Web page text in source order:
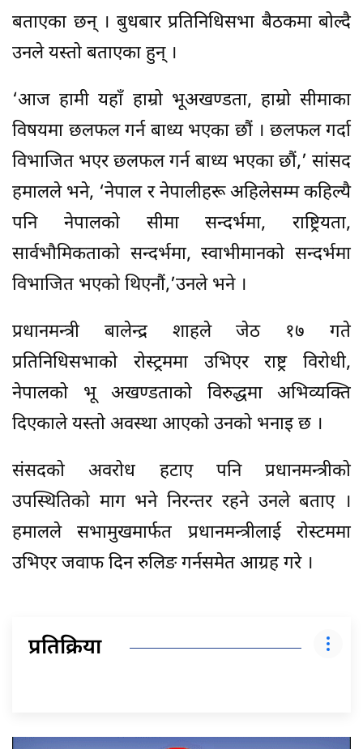
बताएका छन् । बुधबार प्रतिनिधिसभा बैठकमा बोल्दै
उनले यस्तो बताएका हुन् ।
‘आज हामी यहाँ हाम्रो भूअखण्डता, हाम्रो सीमाका
विषयमा छलफल गर्न बाध्य भएका छौं । छलफल गर्दा
विभाजित भएर छलफल गर्न बाध्य भएका छौं,’ सांसद
हमालले भने, ‘नेपाल र नेपालीहरू अहिलेसम्म कहिल्यै
पनि नेपालको सीमा सन्दर्भमा, राष्ट्रियता,
सार्वभौमिकताको सन्दर्भमा, स्वाभीमानको सन्दर्भमा
विभाजित भएको थिएनौं,’उनले भने ।
प्रधानमन्त्री बालेन्द्र शाहले जेठ १७ गते
प्रतिनिधिसभाको रोस्ट्रममा उभिएर राष्ट्र विरोधी,
नेपालको भू अखण्डताको विरुद्धमा अभिव्यक्ति
दिएकाले यस्तो अवस्था आएको उनको भनाइ छ ।
संसदको अवरोध हटाए पनि प्रधानमन्त्रीको
उपस्थितिको माग भने निरन्तर रहने उनले बताए ।
हमालले सभामुखमार्फत प्रधानमन्त्रीलाई रोस्टममा
उभिएर जवाफ दिन रुलिङ गर्नसमेत आग्रह गरे ।
प्रतिक्रिया